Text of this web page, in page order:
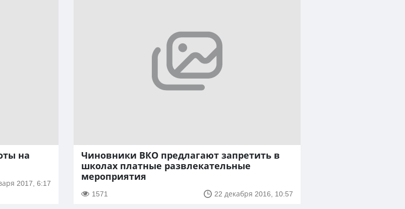
на
2017, 6:17
Чиновники ВКО предлагают запретить в
школах платные развлекательные
мероприятия
1571 22 декабря 2016, 10:57